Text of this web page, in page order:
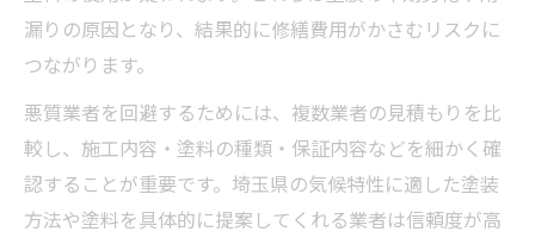
漏りの原因となり、結果的に修繕費用がかさむリスクに
つながります。
悪質業者を回避するためには、複数業者の見積もりを比
較し、施工内容・塗料の種類・保証内容などを細かく確
認することが重要です。埼玉県の気候特性に適した塗装
方法や塗料を具体的に提案してくれる業者は信頼度が高